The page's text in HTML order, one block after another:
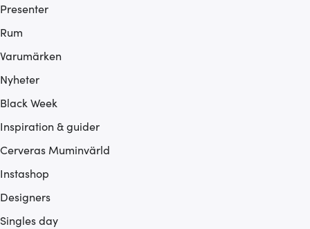
Presenter
Rum
Varumärken
Nyheter
Black Week
Inspiration & guider
Cerveras Muminvärld
Instashop
Designers
Singles day